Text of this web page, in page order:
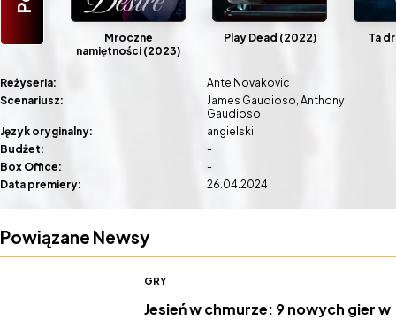
Mroczne
namiętności (2023)
Play Dead (2022) Ta
Reżyseria:
Ante Novakovic
Scenariusz:
James Gaudioso Anthony
Gaudioso
Język oryginalny:
angielski
Budżet:
-
Box Office:
-
Data premiery:
26.04.2024
Powiązane Newsy
GRY
Jesień w chmurze: 9 nowych gier w